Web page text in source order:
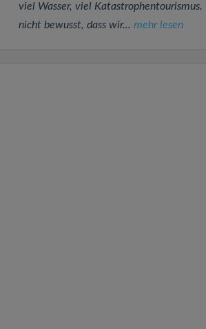
viel Wasser, viel
nicht bewusst, dass wir... mehr lesen